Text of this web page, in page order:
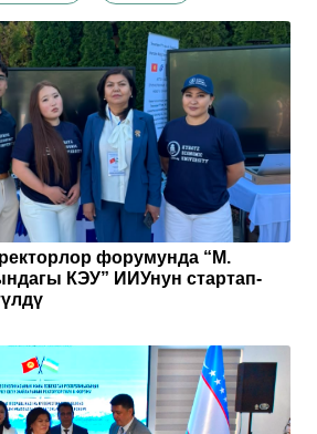
форумунда “М.
КЭУ” ИИУнун стартап-